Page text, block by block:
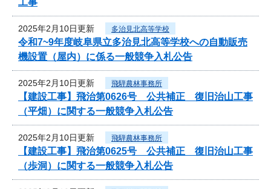
2025年2月10日更新 多治見北高等学校
令和7~9年度岐阜県立多治見北高等学校への自動販売
機設置（屋内）に係る一般競争入札公告
2025年2月10日更新 飛騨農林事務所
【建設工事】飛治第0626号 公共補正 復旧治山工事
（平畑）に関する一般競争入札公告
2025年2月10日更新 飛騨農林事務所
【建設工事】飛治第0625号 公共補正 復旧治山工事
（歩洞）に関する一般競争入札公告